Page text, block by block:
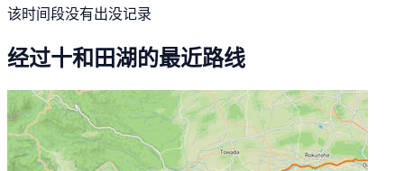
该时间段没有出没记录
经过十和田湖的最近路线